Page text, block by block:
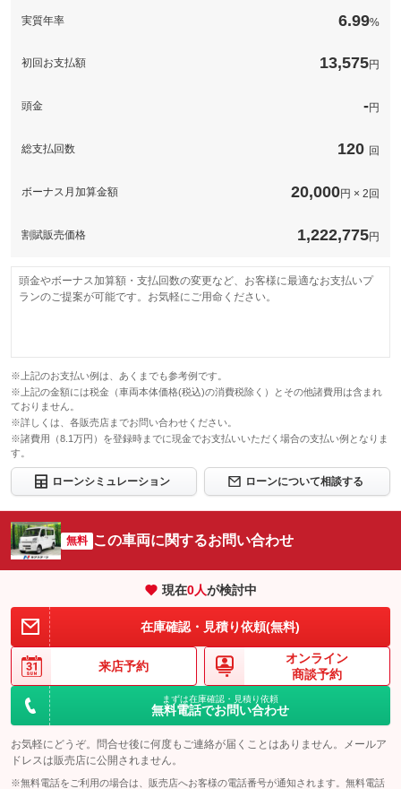
実質年率 6.99%
初回お支払額 13,575円
頭金 -円
総支払回数 120 回
ボーナス月加算金額 20,000円 × 2回
割賦販売価格 1,222,775円
頭金やボーナス加算額・支払回数の変更など、お客様に最適なお支払いプ
ランのご提案が可能です。お気軽にご用命ください。
※上記のお支払い例は、あくまでも参考例です。
※上記の金額には税金（車両本体価格(税込)の消費税除く）とその他諸費用は含まれ
ておりません。
※詳しくは、各販売店までお問い合わせください。
※諸費用（8.1万円）を登録時までに現金でお支払いいただく場合の支払い例となりま
す。
ローンシミュレーション ローンについて相談する
無料 この車両に関するお問い合わせ
現在0人が検討中
在庫確認・見積り依頼(無料)
来店予約
オンライン
商談予約
まずは在庫確認・見積り依頼
無料電話でお問い合わせ
お気軽にどうぞ。問合せ後に何度もご連絡が届くことはありません。メールア
ドレスは販売店に公開されません。
※無料電話をご利用の場合は、販売店へお客様の電話番号が通知されます。無料電話